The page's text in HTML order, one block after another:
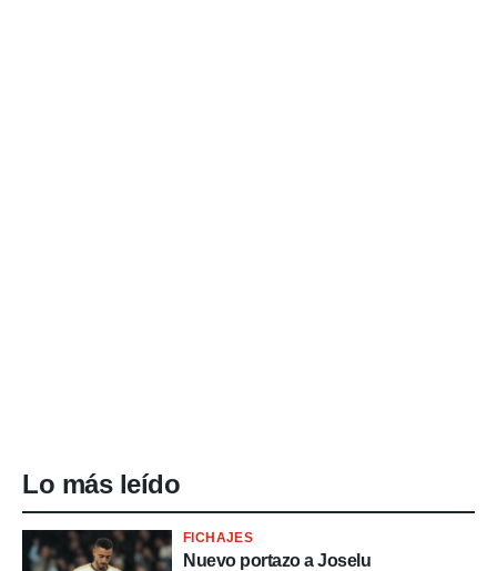
Lo más leído
FICHAJES
Nuevo portazo a Joselu